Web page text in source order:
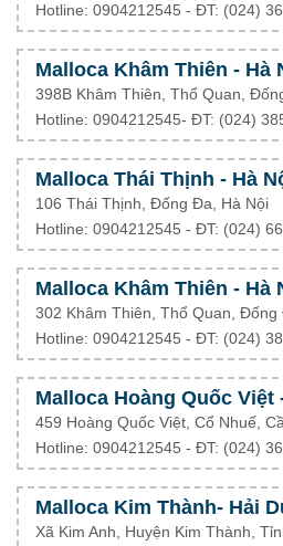
Hotline: 0904212545 - ĐT: (024)
Malloca Khâm Thiên - Hà
398B Khâm Thiên, Thổ Quan,
Hotline: 0904212545- ĐT: (024)
Malloca Thái Thịnh - Hà
106 Thái Thịnh, Đống Đa, Hà Nội
Hotline: 0904212545 - ĐT: (024)
Malloca Khâm Thiên - Hà
302 Khâm Thiên, Thổ Quan, Đống
Hotline: 0904212545 - ĐT: (024)
Malloca Hoàng Quốc Việt
459 Hoàng Quốc Việt, Cổ Nhuế,
Hotline: 0904212545 - ĐT: (024)
Malloca Kim Thành- Hải
Xã Kim Anh, Huyện Kim Thành,